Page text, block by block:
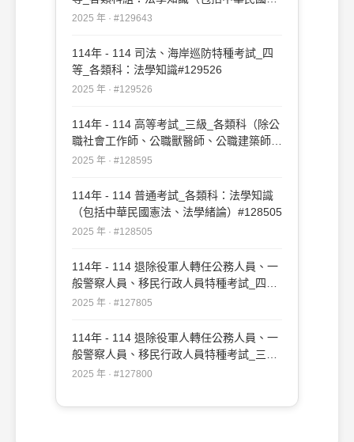
法、法學緒論）#129643
2025 年 · #129643
114年 - 114 司法、海岸巡防特種考試_四
等_各類科：法學知識#129526
2025 年 · #129526
114年 - 114 高等考試_三級_各類科（除公
職社會工作師、公職獸醫師、公職建築師、
公職護理師、公職食品技師、公職醫事檢驗
2025 年 · #128595
114年 - 114 普通考試_各類科：法學知識
（包括中華民國憲法、法學緒論）#128505
2025 年 · #128505
114年 - 114 退除役軍人轉任公務人員、一
般警察人員、移民行政人員特種考試_四等
_各類科、消防警察人員、移民行政：法學
#127805
2025 年 · #127805
114年 - 114 退除役軍人轉任公務人員、一
般警察人員、移民行政人員特種考試_三等
_各類科、各類別、移民行政：法學知識
2025 年 · #127800